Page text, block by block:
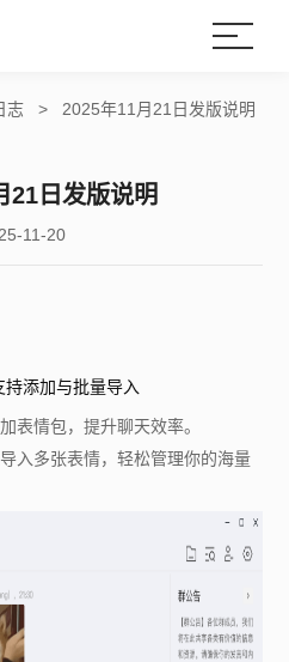
志 > 2025年11月21日发版说明
21日发版说明
11-20
持添加与批量导入
表情包，提升聊天效率。
入多张表情，轻松管理你的海量